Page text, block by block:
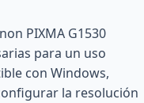
PIXMA G1530
para un uso
con Windows,
la resolución